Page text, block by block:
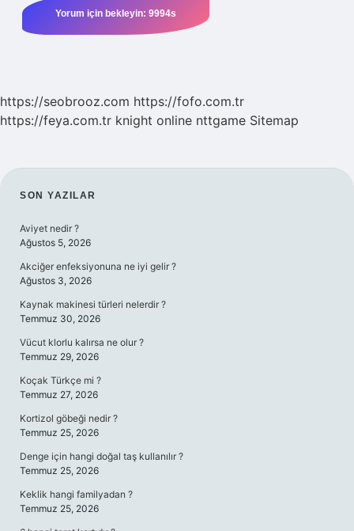
https://seobrooz.com https://fofo.com.tr
https://feya.com.tr knight online nttgame Sitemap
SIDEBAR
SON YAZILAR
Aviyet nedir ?
Ağustos 5, 2026
Akciğer enfeksiyonuna ne iyi gelir ?
Ağustos 3, 2026
Kaynak makinesi türleri nelerdir ?
Temmuz 30, 2026
Vücut klorlu kalırsa ne olur ?
Temmuz 29, 2026
Koçak Türkçe mi ?
Temmuz 27, 2026
Kortizol göbeği nedir ?
Temmuz 25, 2026
Denge için hangi doğal taş kullanılır ?
Temmuz 25, 2026
Keklik hangi familyadan ?
Temmuz 25, 2026